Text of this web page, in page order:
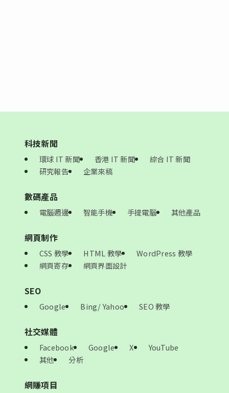
科技新聞
環球 IT 新聞 香港 IT 新聞
綜合 IT 新聞
研究報告
企業來稿
數碼產品
電腦週邊 智能手機 手提電腦 其他產品
網頁制作
CSS 教學 HTML 教學
WordPress 教學
網頁寄存
網頁界面設計
SEO
Google Bing/ Yahoo SEO 教學
社交媒體
Facebook Google X
YouTube
其他
分析
網賺項目